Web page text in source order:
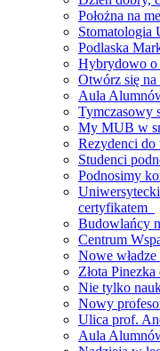
Położna na
Stomatologia
Podlaska
Hybrydowo o
Otwórz się na
Aula
Tymczasowy
My MUB w
Rezydenci
Studenci
Podnosimy
certyfikatem
Budowlańcy
Centrum
Nowe
Złota
Nie tylko
Nowy
Ulica prof.
Aula